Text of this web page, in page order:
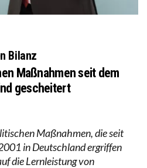
Bilanz
Maßnahmen seit dem
gescheitert
Maßnahmen, die seit
in Deutschland ergriffen
die Lernleistung von